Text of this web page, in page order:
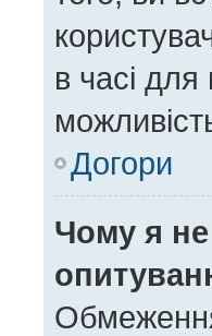
в часі для
Догори
Чому я не